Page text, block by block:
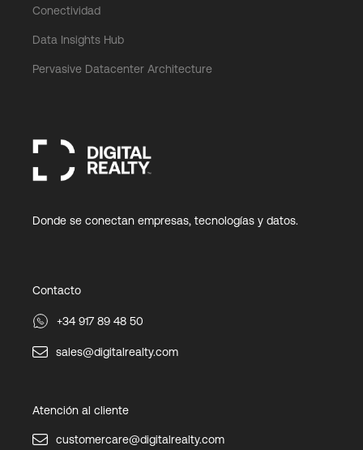
Conectividad
Data Insights Hub
Pervasive Datacenter Architecture
Donde se conectan empresas, tecnologías y datos.
Contacto
+34 917 89 48 50
sales@digitalrealty.com
Atención al cliente
customercare@digitalrealty.com